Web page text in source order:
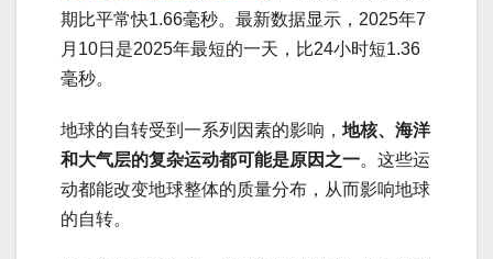
期比平常快1.66毫秒。最新数据显示，2025年7
月10日是2025年最短的一天，比24小时短1.36
毫秒。
地球的自转受到一系列因素的影响， 地核、海洋
和大气层的复杂运动都可能是原因之一。这些运
动都能改变地球整体的质量分布，从而影响地球
的自转。